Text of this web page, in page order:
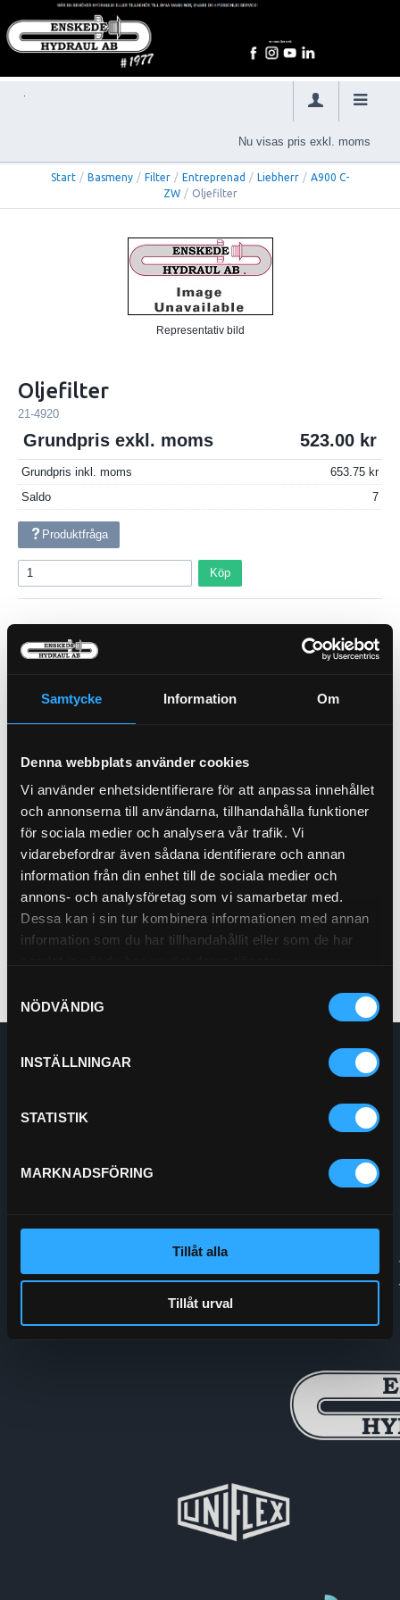
Samtycke Information Om
Denna webbplats använder cookies
Vi använder enhetsidentifierare för att anpassa innehållet
och annonserna till användarna, tillhandahålla funktioner
för sociala medier och analysera vår trafik. Vi
vidarebefordrar även sådana identifierare och annan
information från din enhet till de sociala medier och
annons- och analysföretag som vi samarbetar med.
Dessa kan i sin tur kombinera informationen med annan
information som du har tillhandahållit eller som de har
NÖDVÄNDIG
INSTÄLLNINGAR
STATISTIK
MARKNADSFÖRING
Tillåt alla
Tillåt urval
Nu visas pris exkl. moms
Start / Basmeny / Filter / Entreprenad / Liebherr / A900 C-
ZW / Oljefilter
Representativ bild
Oljefilter
21-4920
Grundpris exkl. moms 523.00
Grundpris inkl. moms
653.75
Saldo
7
Produktfråga
Köp
23-90459
Köp
21-1033
Bränslefilter
Pris exkl. 402.00
Köp
Enskede Hydraul AB
Adress: Box 70
Org.nr: 556208-5778